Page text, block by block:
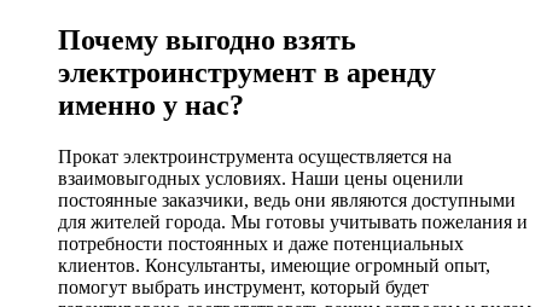
Почему выгодно взять
электроинструмент в аренду
именно у нас?
Прокат электроинструмента осуществляется на
взаимовыгодных условиях. Наши цены оценили
постоянные заказчики, ведь они являются доступными
для жителей города. Мы готовы учитывать пожелания и
потребности постоянных и даже потенциальных
клиентов. Консультанты, имеющие огромный опыт,
помогут выбрать инструмент, который будет